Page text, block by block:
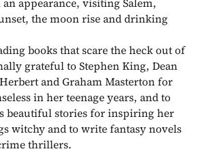
appearance, visiting Salem,
the moon rise and drinking
books that scare the heck out of
grateful to Stephen King, Dean
and Graham Masterton for
in her teenage years, and to
beautiful stories for inspiring her
witchy and to write fantasy novels
thrillers.